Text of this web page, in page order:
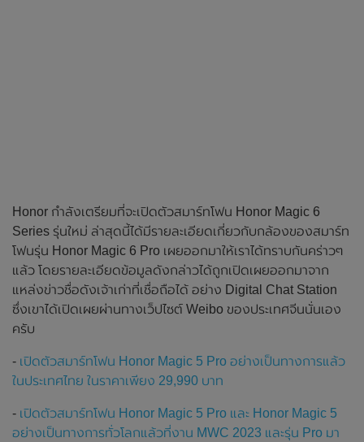
Honor กำลังเตรียมที่จะเปิดตัวสมาร์ทโฟน Honor Magic 6
Series รุ่นใหม่ ล่าสุดนี้ได้มีรายละเอียดเกี่ยวกับกล้องของสมาร์ท
โฟนรุ่น Honor Magic 6 Pro เผยออกมาให้เราได้ทราบกันคร่าวๆ
แล้ว โดยรายละเอียดข้อมูลดังกล่าวได้ถูกเปิดเผยออกมาจาก
แหล่งข่าวชื่อดังเจ้าเก่าที่เชื่อถือได้ อย่าง Digital Chat Station
ซึ่งเขาได้เปิดเผยผ่านทางเว็ปไซต์ Weibo ของประเทศจีนนั่นเอง
ครับ
- เปิดตัวสมาร์ทโฟน Honor Magic 5 Pro อย่างเป็นทางการแล้ว
ในประเทศไทย ในราคาเพียง 29,990 บาท
- เปิดตัวสมาร์ทโฟน Honor Magic 5 Pro และ Honor Magic 5
อย่างเป็นทางการทั่วโลกแล้วที่งาน MWC 2023 และรุ่น Pro มา